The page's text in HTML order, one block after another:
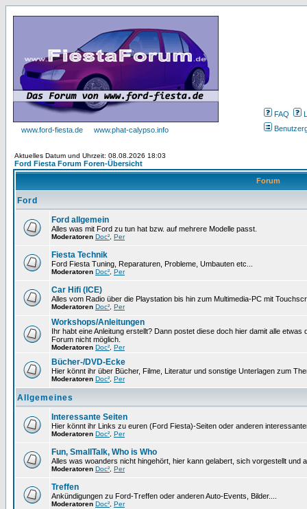
www.ford-fiesta.de www.phat-calypso.info
FAQ
Aktuelles Datum und Uhrzeit: 08.08.2026 18:03
Ford Fiesta Forum Foren-Übersicht
Forum
Ford
Ford allgemein
Alles was mit Ford zu tun hat bzw. auf mehrere Modelle passt.
Moderatoren Doc² Per
Fiesta Technik
Ford Fiesta Tuning, Reparaturen, Probleme, Umbauten etc...
Moderatoren Doc² Per
Car Hifi (ICE)
Alles vom Radio über die Playstation bis hin zum Multimedia-PC mit
Moderatoren Doc² Per
Workshops/Anleitungen
Ihr habt eine Anleitung erstellt? Dann postet diese doch hier damit alle
Forum nicht möglich.
Moderatoren Doc² Per
Bücher-/DVD-Ecke
Hier könnt ihr über Bücher, Filme, Literatur und sonstige Unterlagen zum
Moderatoren Doc² Per
Allgemeines
Interessante Seiten
Hier könnt ihr Links zu euren (Ford Fiesta)-Seiten oder anderen
Moderatoren Doc² Per
Fun, SmallTalk, Who is Who
Alles was woanders nicht hingehört, hier kann gelabert, sich vorgestellt und
Moderatoren Doc² Per
Treffen
Ankündigungen zu Ford-Treffen oder anderen Auto-Events, Bilder....
Moderatoren Doc² Per